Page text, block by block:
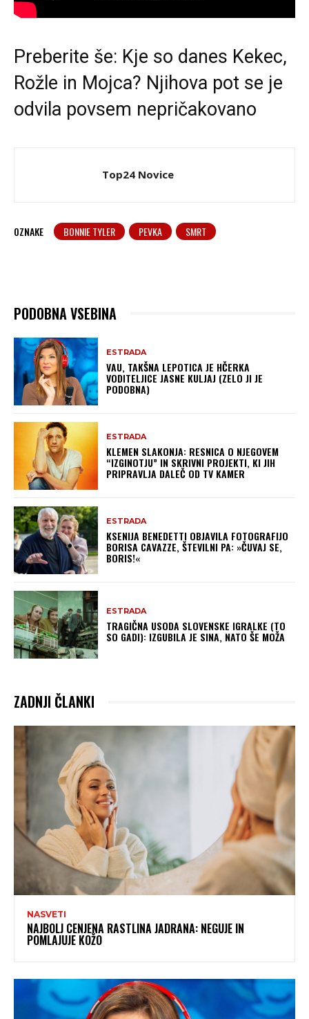
Preberite še: Kje so danes Kekec,
Rožle in Mojca? Njihova pot se je
odvila povsem nepričakovano
Top24 Novice
OZNAKE BONNIE TYLER PEVKA SMRT
PODOBNA VSEBINA
ESTRADA
VAU, TAKŠNA LEPOTICA JE HČERKA
VODITELJICE JASNE KULJAJ (ZELO JI JE
PODOBNA)
ESTRADA
KLEMEN SLAKONJA: RESNICA O NJEGOVEM
“IZGINOTJU” IN SKRIVNI PROJEKTI, KI JIH
PRIPRAVLJA DALEČ OD TV KAMER
ESTRADA
KSENIJA BENEDETTI OBJAVILA FOTOGRAFIJO
BORISA CAVAZZE, ŠTEVILNI PA: »ČUVAJ SE,
BORIS!«
ESTRADA
TRAGIČNA USODA SLOVENSKE IGRALKE (TO
SO GADI): IZGUBILA JE SINA, NATO ŠE MOŽA
ZADNJI ČLANKI
NASVETI
NAJBOLJ CENJENA RASTLINA JADRANA: NEGUJE IN
POMLAJUJE KOŽO